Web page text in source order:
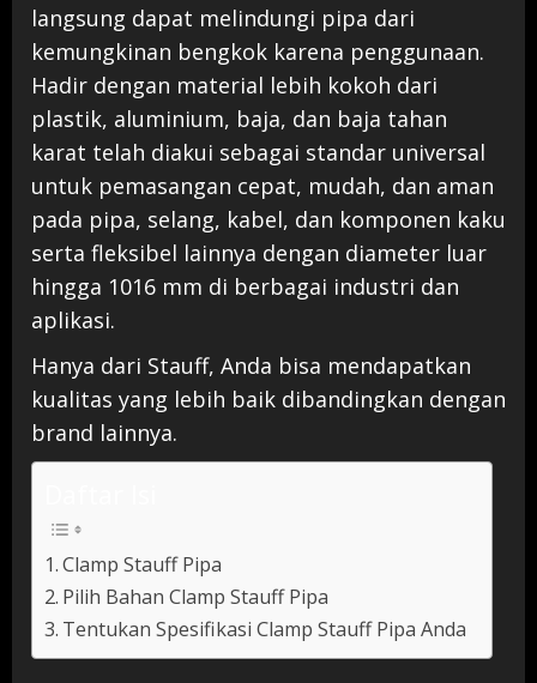
langsung dapat melindungi pipa dari
kemungkinan bengkok karena penggunaan.
Hadir dengan material lebih kokoh dari
plastik, aluminium, baja, dan baja tahan
karat telah diakui sebagai standar universal
untuk pemasangan cepat, mudah, dan aman
pada pipa, selang, kabel, dan komponen kaku
serta fleksibel lainnya dengan diameter luar
hingga 1016 mm di berbagai industri dan
aplikasi.
Hanya dari Stauff, Anda bisa mendapatkan
kualitas yang lebih baik dibandingkan dengan
brand lainnya.
Clamp Stauff Pipa
Pilih Bahan Clamp Stauff Pipa
Tentukan Spesifikasi Clamp Stauff Pipa Anda